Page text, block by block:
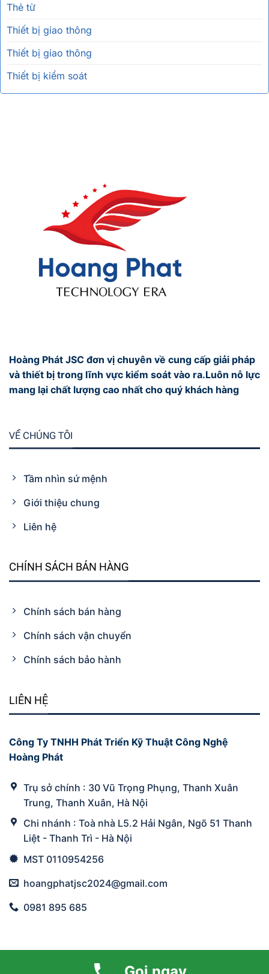
Thẻ từ
Thiết bị giao thông
Thiết bị giao thông
Thiết bị kiểm soát
Hoàng Phát JSC đơn vị chuyên về cung cấp giải pháp
và thiết bị trong lĩnh vực kiểm soát vào ra.Luôn nỗ lực
mang lại chất lượng cao nhất cho quý khách hàng
VỀ CHÚNG TÔI
Tầm nhìn sứ mệnh
Giới thiệu chung
Liên hệ
CHÍNH SÁCH BÁN HÀNG
Chính sách bán hàng
Chính sách vận chuyển
Chính sách bảo hành
LIÊN HỆ
Công Ty TNHH Phát Triển Kỹ Thuật Công Nghệ
Hoàng Phát
Trụ sở chính : 30 Vũ Trọng Phụng, Thanh Xuân
Trung, Thanh Xuân, Hà Nội
Chi nhánh : Toà nhà L5.2 Hải Ngân, Ngõ 51 Thanh
Liệt - Thanh Trì - Hà Nội
MST 0110954256
hoangphatjsc2024@gmail.com
0981 895 685
Designed byNAMHA DIGITAL